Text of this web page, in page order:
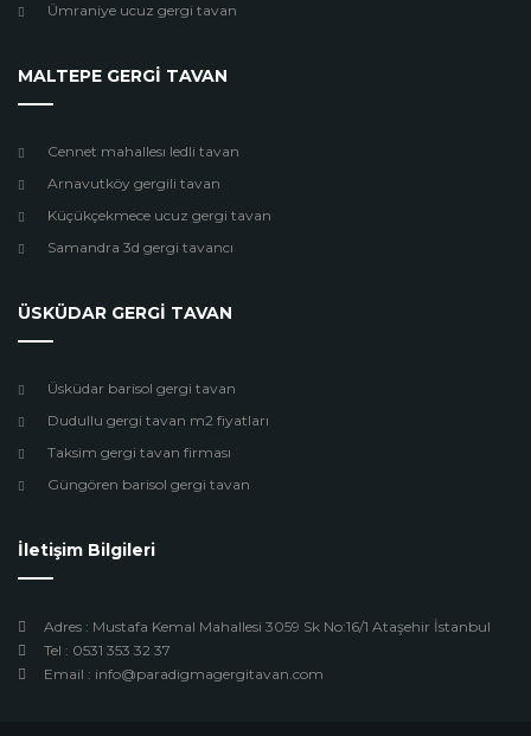
Ümraniye ucuz gergi tavan
MALTEPE GERGİ TAVAN
Cennet mahallesı ledli tavan
Arnavutköy gergili tavan
Küçükçekmece ucuz gergi tavan
Samandra 3d gergi tavancı
ÜSKÜDAR GERGİ TAVAN
Üsküdar barisol gergi tavan
Dudullu gergi tavan m2 fiyatları
Taksim gergi tavan firması
Güngören barisol gergi tavan
İletişim Bilgileri
Adres : Mustafa Kemal Mahallesi 3059 Sk No:16/1 Ataşehir İstanbul
Tel : 0531 353 32 37
Email : info@paradigmagergitavan.com